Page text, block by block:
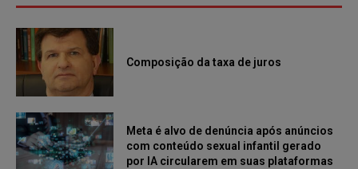
Composição da taxa de juros
Meta é alvo de denúncia após anúncios
com conteúdo sexual infantil gerado
por IA circularem em suas plataformas